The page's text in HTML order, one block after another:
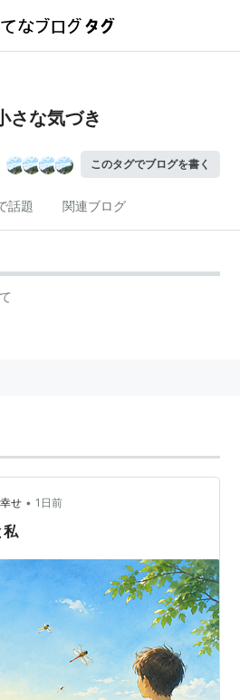
さな気づき
このタグでブログを書く
話題 関連ブログ
せ • 1日前
私